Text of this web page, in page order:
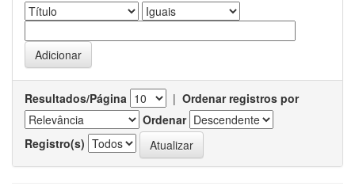
Resultados/Página | Ordenar registros por
Ordenar
Registro(s)